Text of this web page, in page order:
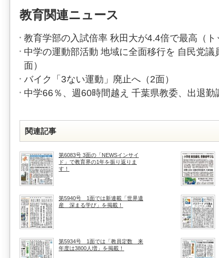
教育関連ニュース
教育学部の入試倍率 秋田大が4.4倍で最高（ト
中学の運動部活動 地域に全面移行を 自民党議
面）
バイク「3ない運動」廃止へ（2面）
中学66％、週60時間越え 千葉県教委、出退勤
関連記事
第6083号 3面の「NEWSインサイ
ド」で教育界の1年を振り返りま
す！
第5940号 1面では新連載「世界遺
産 深まる学び」を掲載！
第5934号 1面では「教員定数 来
年度は3800人増」を掲載！